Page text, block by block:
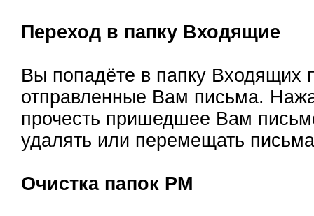
Переход в папку Входящие
Вы попадёте в папку Входящих
отправленные Вам письма.
прочесть пришедшее Вам
удалять или перемещать
Очистка папок РМ